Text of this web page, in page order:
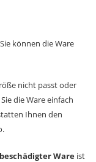
können die Ware
nicht passt oder
die Ware einfach
Ihnen den
Ware ist